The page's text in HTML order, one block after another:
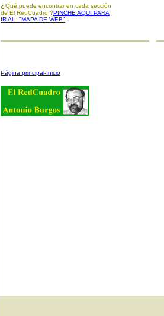
¿ Qué puede encontrar en cada sección
de El RedCuadro ?PINCHE AQUI PARA
IR AL "MAPA DE WEB"
Página principal-Inicio